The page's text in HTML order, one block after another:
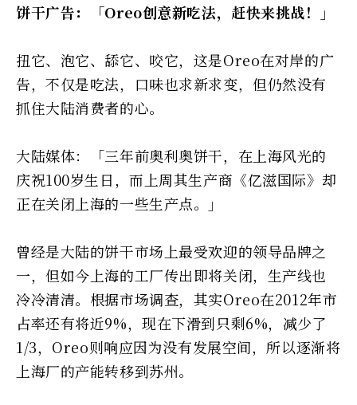
饼干广告：「Oreo创意新吃法，赶快来挑战！」
扭它、泡它、舔它、咬它，这是Oreo在对岸的广
告，不仅是吃法，口味也求新求变，但仍然没有
抓住大陆消费者的心。
大陆媒体：「三年前奥利奥饼干，在上海风光的
庆祝100岁生日，而上周其生产商《亿滋国际》却
正在关闭上海的一些生产点。」
曾经是大陆的饼干市场上最受欢迎的领导品牌之
一，但如今上海的工厂传出即将关闭，生产线也
冷冷清清。根据市场调查，其实Oreo在2012年市
占率还有将近9%，现在下滑到只剩6%，减少了
1/3，Oreo则响应因为没有发展空间，所以逐渐将
上海厂的产能转移到苏州。